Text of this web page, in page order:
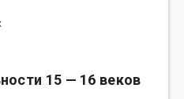
15 — 16 веков